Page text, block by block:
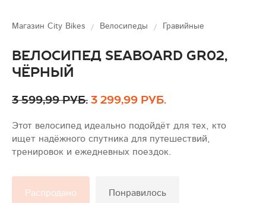
Магазин City Bikes Велосипеды Гравийные
Велосипед Seaboard GR02,
чёрный
3 599,99 руб. 3 299,99 руб.
Этот велосипед идеально подойдёт для тех, кто
ищет надёжного спутника для путешествий,
тренировок и ежедневных поездок.
Распродано Понравилось